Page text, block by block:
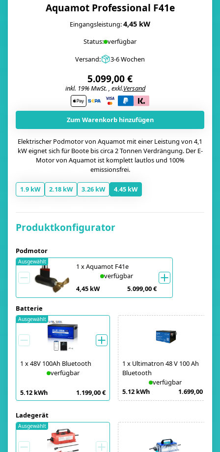
Aquamot Professional F41e
Eingangsleistung:4,45 kW
Status: verfügbar
Versand:
3-6 Wochen
5.099,00 €
inkl. 19% MwSt. , exkl.Versand
Zum Warenkorb hinzufügen
Elektrischer Podmotor von Aquamot mit einer Leistung von 4,1
kW eignet sich für Boote bis circa 2 Tonnen Verdrängung. Der E-
Motor von Aquamot ist komplett lautlos und 100%
emissionsfrei.
1.9 kW 2.18 kW 3.26 kW 4.45 kW
Produktkonfigurator
Podmotor
1 xAquamot F41e
verfügbar
4,45 kW
5.099,00 €
Ausgewählt
Batterie
1 x48V 100Ah Bluetooth
verfügbar
5.12 kWh 1.199,00 €
Ausgewählt
1 x Ultimatron 48 V 100 Ah
Bluetooth
verfügbar
5.12 kWh
1.699,00 €
Ladegerät
Ausgewählt